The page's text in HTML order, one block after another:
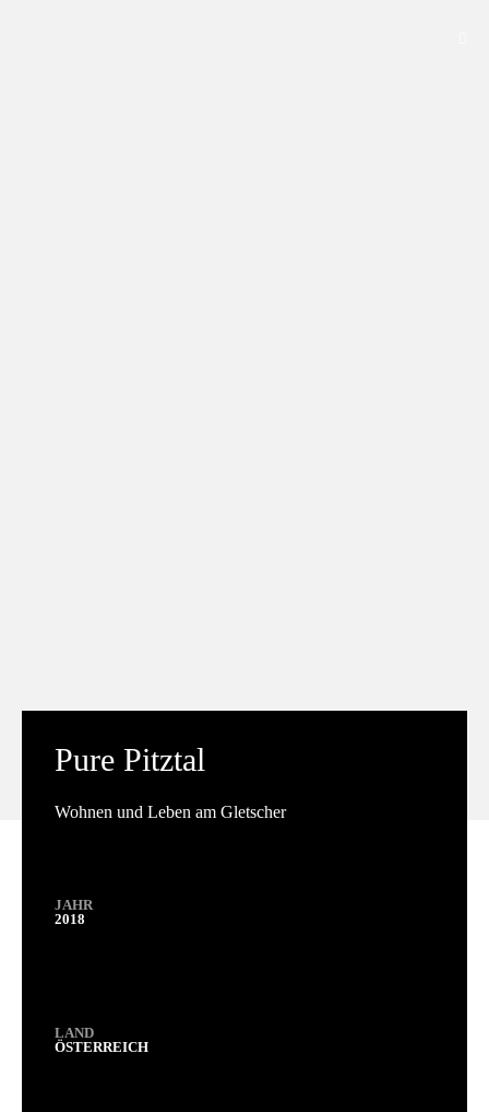
Pure Pitztal
Wohnen und Leben am Gletscher
JAHR
2018
LAND
ÖSTERREICH